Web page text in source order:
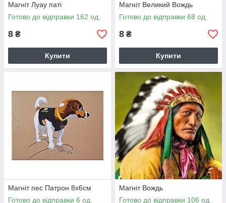
Магніт Луау паті
Готово до відправки 162 од.
8 ₴
Купити
Магніт Великий Вождь
Готово до відправки 68 од.
8 ₴
Купити
Магніт пес Патрон 8х6см
Готово до відправки 6 од.
Магніт Вождь
Готово до відправки 106 од.